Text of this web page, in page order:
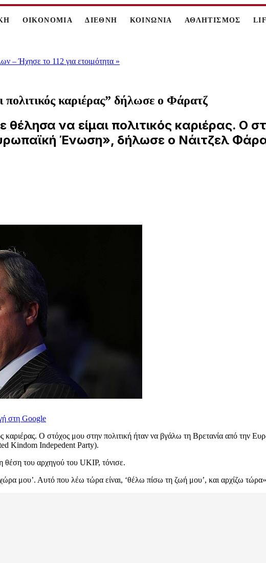
ΟΙΚΟΝΟΜΙΑ ΔΙΕΘΝΗ ΚΟΙΝΩΝΙΑ ΑΘΛΗΤΙΣΜΟΣ
– Ήχησε το 112 για ετοιμότητα »
πολιτικός καριέρας” δήλωσε ο Φάρατζ
να είμαι πολιτικός καριέρας. Ο
Ένωση», δήλωσε ο Νάιτζελ
στη Google
καριέρας. Ο στόχος μου στην πολιτική ήταν να βγάλω τη Βρετανία από την
Kindom Indepedent Party).
θέση του αρχηγού του UKIP, τόνισε.
μου’. Αυτό που λέω τώρα είναι, ‘θέλω πίσω τη ζωή μου’, και αρχίζω